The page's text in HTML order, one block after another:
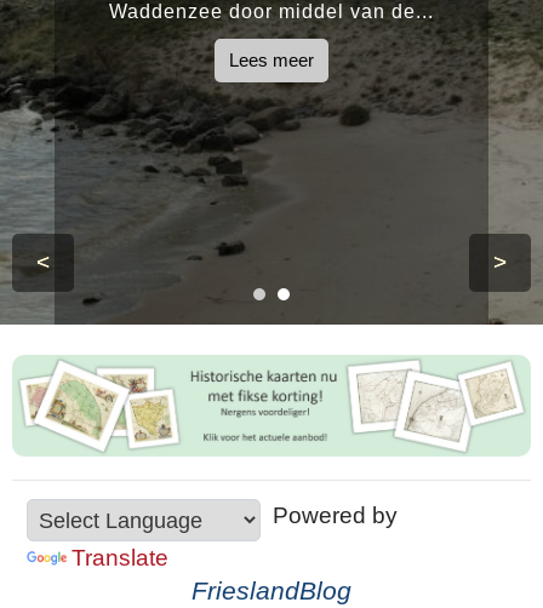
Waddenzee door middel van de...
Lees meer
< >
Powered by
Translate
FrieslandBlog